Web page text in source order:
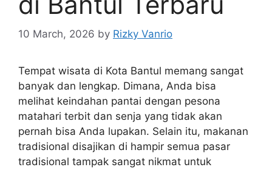
10 March, 2026 by Rizky Vanrio
Tempat wisata di Kota Bantul memang sangat
banyak dan lengkap. Dimana, Anda bisa
melihat keindahan pantai dengan pesona
matahari terbit dan senja yang tidak akan
pernah bisa Anda lupakan. Selain itu, makanan
tradisional disajikan di hampir semua pasar
tradisional tampak sangat nikmat untuk